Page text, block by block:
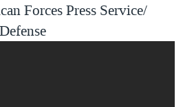
Forces Press Service/